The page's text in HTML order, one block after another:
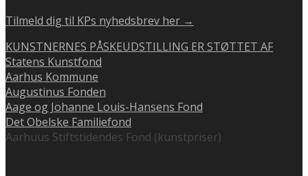
Tilmeld dig til KPs nyhedsbrev her →
KUNSTNERNES PÅSKEUDSTILLING ER STØTTET AF
Statens Kunstfond
Aarhus Kommune
Augustinus Fonden
Aage og Johanne Louis-Hansens Fond
Det Obelske Familiefond
Aarhuus Stiftstidendes Fond (kunstpriser)